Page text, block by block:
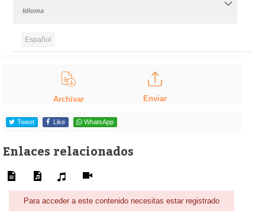
Idioma
Español
Archivar Enviar
Tweet Like WhatsApp
Enlaces relacionados
Para acceder a este contenido necesitas estar registrado